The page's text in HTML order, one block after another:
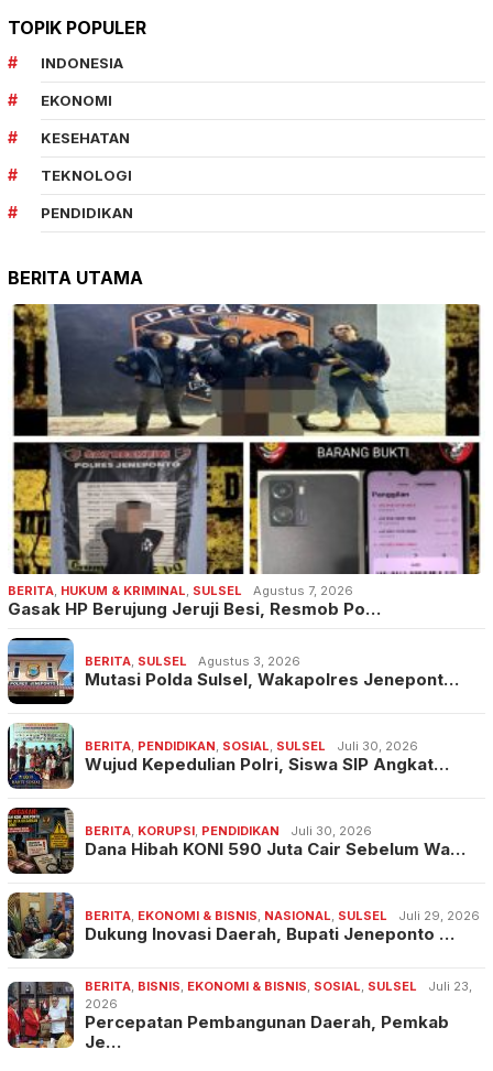
TOPIK POPULER
INDONESIA
EKONOMI
KESEHATAN
TEKNOLOGI
PENDIDIKAN
BERITA UTAMA
BERITA, HUKUM & KRIMINAL, SULSEL Agustus 7, 2026
Gasak HP Berujung Jeruji Besi, Resmob Po…
BERITA, SULSEL Agustus 3, 2026
Mutasi Polda Sulsel, Wakapolres Jenepont…
BERITA, PENDIDIKAN, SOSIAL, SULSEL Juli 30, 2026
Wujud Kepedulian Polri, Siswa SIP Angkat…
BERITA, KORUPSI, PENDIDIKAN Juli 30, 2026
Dana Hibah KONI 590 Juta Cair Sebelum Wa…
BERITA, EKONOMI & BISNIS, NASIONAL, SULSEL Juli 29, 2026
Dukung Inovasi Daerah, Bupati Jeneponto …
BERITA, BISNIS, EKONOMI & BISNIS, SOSIAL, SULSEL
Juli 23,
2026
Percepatan Pembangunan Daerah, Pemkab
Je…